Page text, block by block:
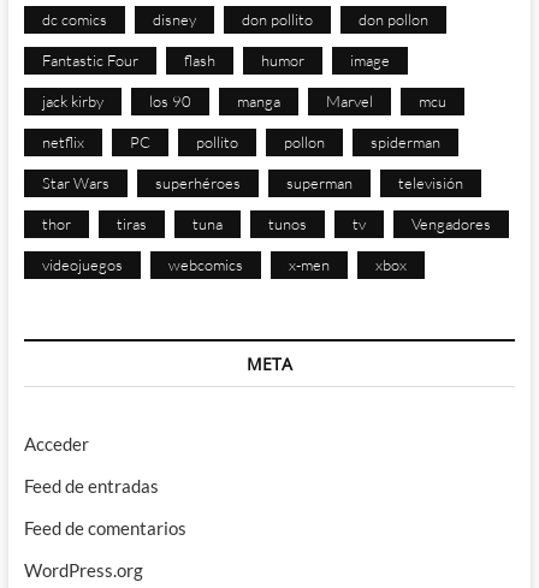
dc comics disney don pollito don pollon
Fantastic Four flash humor image
jack kirby los 90 manga Marvel mcu
netflix PC pollito pollon spiderman
Star Wars superhéroes superman televisión
thor tiras tuna tunos tv Vengadores
videojuegos webcomics x-men xbox
META
Acceder
Feed de entradas
Feed de comentarios
WordPress.org